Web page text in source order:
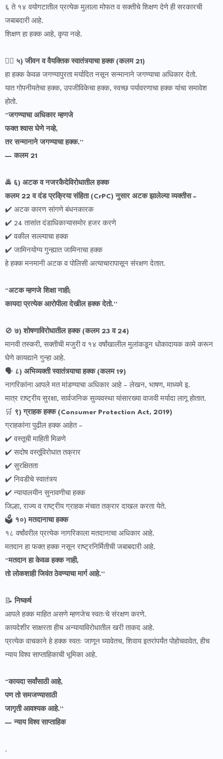
६ ते १४ वयोगटातील प्रत्येक मुलाला मोफत व सक्तीचे शिक्षण देणे ही सरकारची
जबाबदारी आहे.
शिक्षण हा हक्क आहे, कृपा नव्हे.
५) जीवन व वैयक्तिक स्वातंत्र्याचा हक्क (कलम 21)
हा हक्क केवळ जगण्यापुरता मर्यादित नसून सन्मानाने जगण्याचा अधिकार देतो.
यात गोपनीयतेचा हक्क, उपजीविकेचा हक्क, स्वच्छ पर्यावरणाचा हक्क यांचा समावेश
होतो.
“जगण्याचा अधिकार म्हणजे
फक्त श्वास घेणे नव्हे,
तर सन्मानाने जगण्याचा हक्क.”
— कलम 21
🚔 ६) अटक व नजरकैदेविरोधातील हक्क
कलम 22 व दंड प्रक्रिया संहिता (CrPC) नुसार अटक झालेल्या व्यक्तीस –
✔️ अटक कारण सांगणे बंधनकारक
✔️ 24 तासांत दंडाधिकाऱ्यासमोर हजर करणे
✔️ वकील सल्ल्याचा हक्क
✔️ जामिनयोग्य गुन्ह्यात जामिनाचा हक्क
हे हक्क मनमानी अटक व पोलिसी अत्याचारापासून संरक्षण देतात.
“अटक म्हणजे शिक्षा नाही;
कायदा प्रत्येक आरोपीला देखील हक्क देतो.”
🚫 ७) शोषणाविरोधातील हक्क (कलम 23 व 24)
मानवी तस्करी, सक्तीची मजुरी व १४ वर्षांखालील मुलांकडून धोकादायक कामे करून
घेणे कायद्याने गुन्हा आहे.
🗣️ ८) अभिव्यक्ती स्वातंत्र्याचा हक्क (कलम 19)
नागरिकांना आपले मत मांडण्याचा अधिकार आहे – लेखन, भाषण, माध्यमे इ.
मात्र राष्ट्रीय सुरक्षा, सार्वजनिक सुव्यवस्था यांसारख्या वाजवी मर्यादा लागू होतात.
🛒 ९) ग्राहक हक्क (Consumer Protection Act, 2019)
ग्राहकांना पुढील हक्क आहेत –
✔️ वस्तूची माहिती मिळणे
✔️ सदोष वस्तूंविरोधात तक्रार
✔️ सुरक्षितता
✔️ निवडीचे स्वातंत्र्य
✔️ न्यायालयीन सुनावणीचा हक्क
जिल्हा, राज्य व राष्ट्रीय ग्राहक मंचात तक्रार दाखल करता येते.
🗳️ १०) मतदानाचा हक्क
१८ वर्षांवरील प्रत्येक नागरिकाला मतदानाचा अधिकार आहे.
मतदान हा फक्त हक्क नसून राष्ट्रनिर्मितीची जबाबदारी आहे.
“मतदान हा केवळ हक्क नाही,
तो लोकशाही जिवंत ठेवण्याचा मार्ग आहे.”
📝निष्कर्ष
आपले हक्क माहित असणे म्हणजेच स्वतःचे संरक्षण करणे.
कायदेशीर साक्षरता हीच अन्यायाविरोधातील खरी ताकद आहे.
प्रत्येक वाचकाने हे हक्क स्वतः जाणून घ्यावेतच, शिवाय इतरांपर्यंत पोहोचवावेत, हीच
न्याय विश्व साप्ताहिकाची भूमिका आहे.
“कायदा सर्वांसाठी आहे,
पण तो समजण्यासाठी
जागृती आवश्यक आहे.”
— न्याय विश्व साप्ताहिक
.